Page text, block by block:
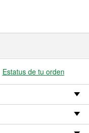
Estatus de tu orden